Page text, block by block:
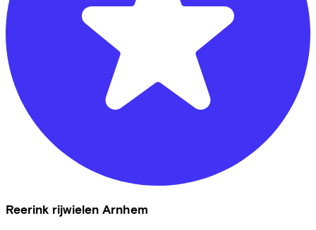
Reerink rijwielen Arnhem